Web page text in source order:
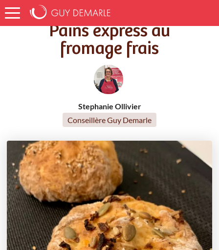
Accueil Recettes Pains express au fromage frais
Pains express au
fromage frais
Stephanie Ollivier
Conseillère Guy Demarle